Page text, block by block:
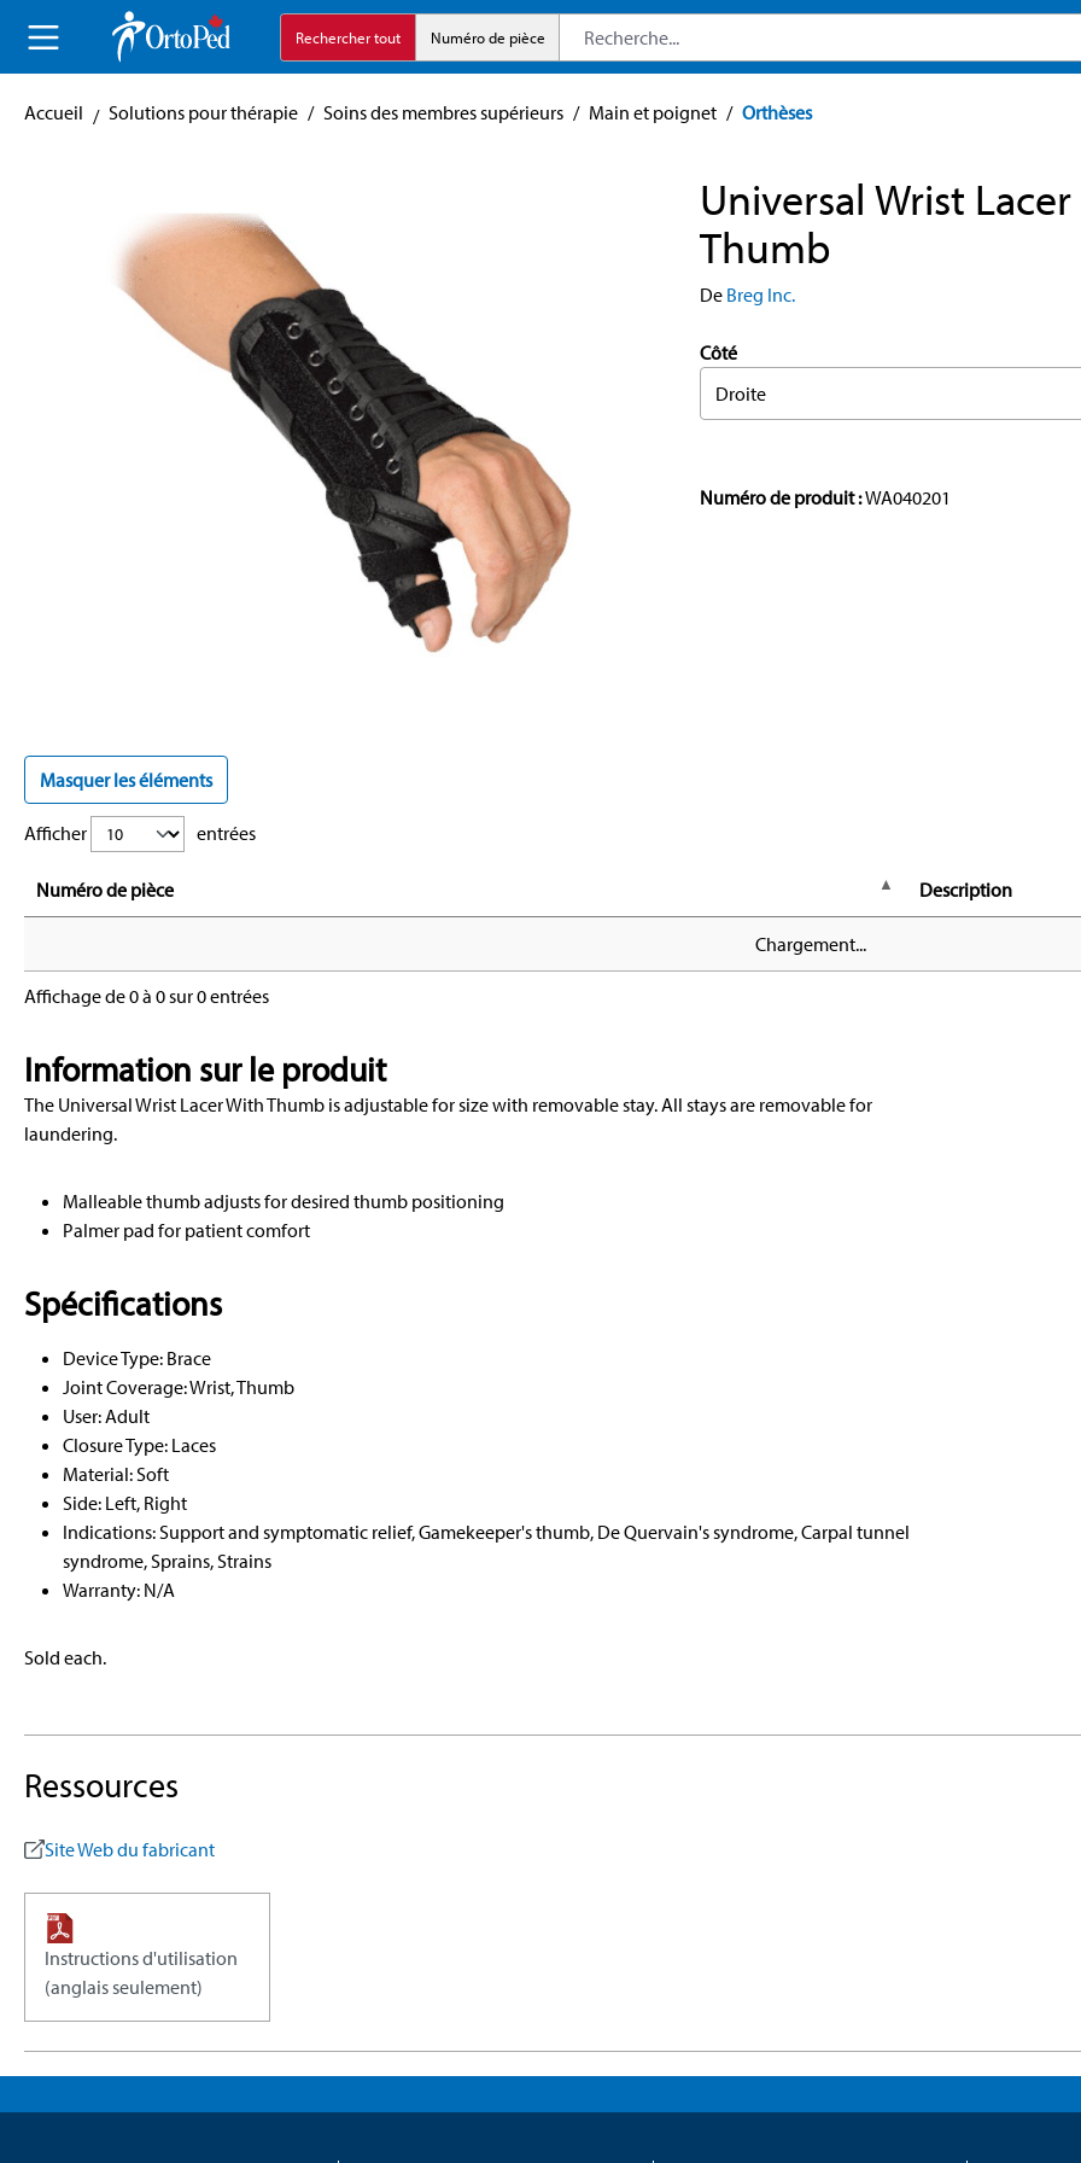
Aller à la navigation principaleRechercher tout Numéro de pièce
Accueil Solutions pour thérapie / Soins des membres supérieurs / Main et poignet / Orthèses
Universal Wrist
Thumb
De Breg Inc.
Côté
Droite
Numéro de produit :WA040201
Masquer les éléments
Afficher entrées
Numéro de pièce Description
Chargement...
Affichage de 0 à 0 sur 0 entrées
Information sur le produit
The Universal Wrist Lacer With Thumb is adjustable for size with removable stay. All stays are removable for
laundering.
Malleable thumb adjusts for desired thumb positioning
Palmer pad for patient comfort
Spécifications
Device Type: Brace
Joint Coverage: Wrist, Thumb
User: Adult
Closure Type: Laces
Material: Soft
Side: Left, Right
Indications: Support and symptomatic relief, Gamekeeper's thumb, De Quervain's syndrome, Carpal tunnel
syndrome, Sprains, Strains
Warranty: N/A
Sold each.
Ressources
Site Web du fabricant
Instructions d'utilisation
(anglais seulement)